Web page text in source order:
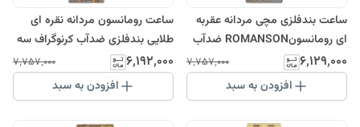
ساعت بندفلزی مچی مردانه عقربه
ای رومانسونROMANSON ضدآب
رنگ ثابت ساعت طلایی مشکی نقره
ای خاص کادوتولد ارسال رایگان
۶٬۱۲۹٬۰۰۰ ۷٬۷۵۷٬۰۰۰
افزودن به سبد
ساعت رومانسون مردانه نقره ای
طلایی بندفلزی ضدآب کرنوگراف سه
موتور فعال ضدآب ROMANSON
ارسال رایگان
۶٬۱۹۲٬۰۰۰ ۷٬۷۵۷٬۰۰۰
افزودن به سبد